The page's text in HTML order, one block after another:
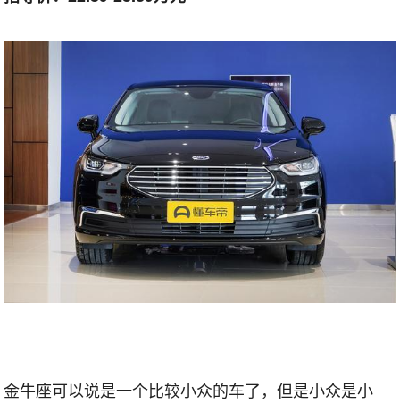
金牛座可以说是一个比较小众的车了，但是小众是小